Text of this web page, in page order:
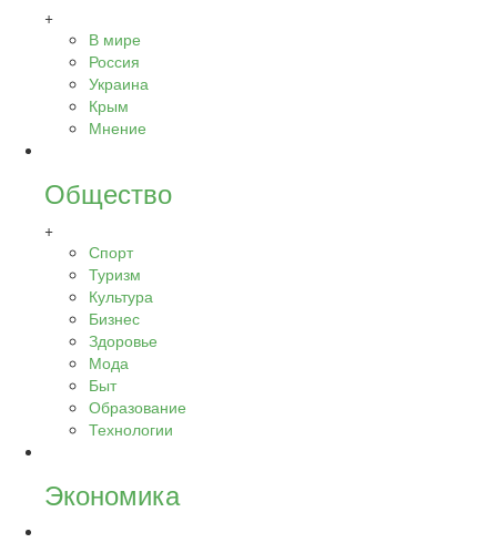
+
В мире
Россия
Украина
Крым
Мнение
Общество
+
Спорт
Туризм
Культура
Бизнес
Здоровье
Мода
Быт
Образование
Технологии
Экономика